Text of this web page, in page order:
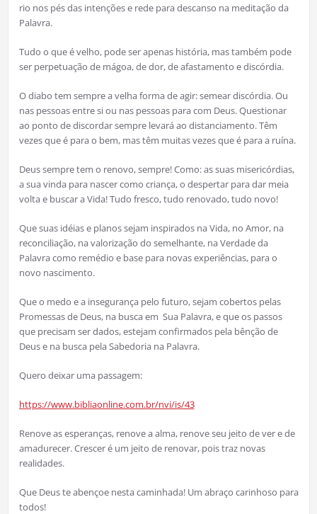
rio nos pés das intenções e rede para descanso na meditação da
Palavra.
Tudo o que é velho, pode ser apenas história, mas também pode
ser perpetuação de mágoa, de dor, de afastamento e discórdia.
O diabo tem sempre a velha forma de agir: semear discórdia. Ou
nas pessoas entre si ou nas pessoas para com Deus. Questionar
ao ponto de discordar sempre levará ao distanciamento. Têm
vezes que é para o bem, mas têm muitas vezes que é para a ruína.
Deus sempre tem o renovo, sempre! Como: as suas misericórdias,
a sua vinda para nascer como criança, o despertar para dar meia
volta e buscar a Vida! Tudo fresco, tudo renovado, tudo novo!
Que suas idéias e planos sejam inspirados na Vida, no Amor, na
reconciliação, na valorização do semelhante, na Verdade da
Palavra como remédio e base para novas experiências, para o
novo nascimento.
Que o medo e a insegurança pelo futuro, sejam cobertos pelas
Promessas de Deus, na busca em Sua Palavra, e que os passos
que precisam ser dados, estejam confirmados pela bênção de
Deus e na busca pela Sabedoria na Palavra.
Quero deixar uma passagem:
https://www.bibliaonline.com.br/nvi/is/43
Renove as esperanças, renove a alma, renove seu jeito de ver e de
amadurecer. Crescer é um jeito de renovar, pois traz novas
realidades.
Que Deus te abençoe nesta caminhada! Um abraço carinhoso para
todos!